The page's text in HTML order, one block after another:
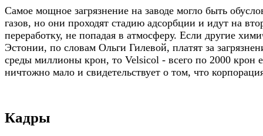
Самое мощное загрязнение на заводе могло быть
газов, но они проходят стадию адсорбции и идут на
переработку, не попадая в атмосферу. Если другие
Эстонии, по словам Ольги Гилевой, платят за
среды миллионы крон, то Velsicol - всего по 2000 крон
ничтожно мало и свидетельствует о том, что
Кадры